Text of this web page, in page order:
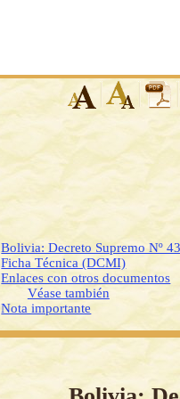
Bolivia: Decreto Supremo Nº
Ficha Técnica (DCMI)
Enlaces con otros documentos
Véase también
Nota importante